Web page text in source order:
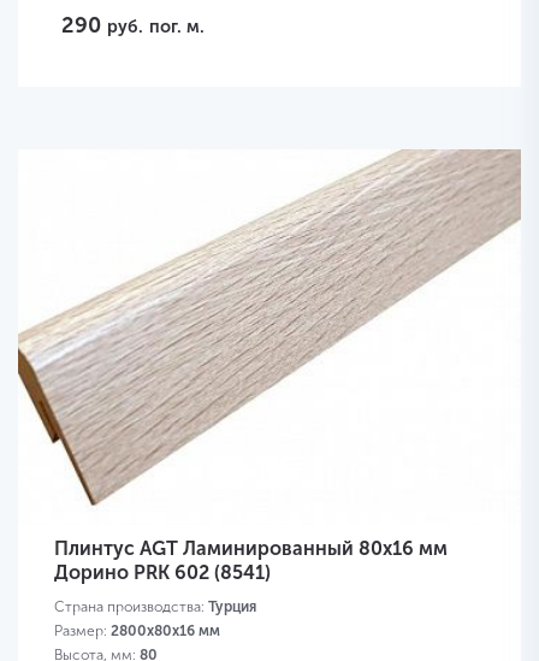
290 руб. пог. м.
Плинтус AGT Ламинированный 80х16 мм
Дорино PRK 602 (8541)
Страна производства: Турция
Размер: 2800х80х16 мм
Высота, мм: 80